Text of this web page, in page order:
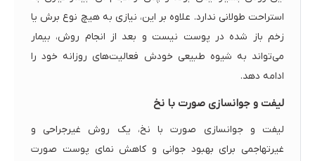
استراحت طولانی ندارد. علاوه بر این، نیازی به هیچ نوع برش یا
زخم باز شده در پوست نیست و بعد از انجام روش، بیمار
می‌تواند به شیوه طبیعی خودش فعالیت‌های روزانه خود را
ادامه دهد.
لیفت و جوانسازی صورت با نخ
لیفت و جوانسازی صورت با نخ، یک روش غیرجراحی و
غیرتهاجمی برای بهبود جوانی و کاهش نمای پوست صورت